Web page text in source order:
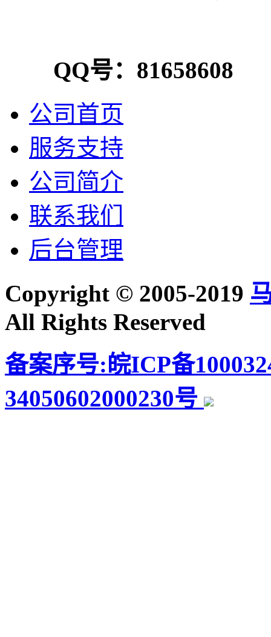
QQ号：81658608
公司首页
服务支持
公司简介
联系我们
后台管理
Copyright © 2005-2019
All Rights Reserved
备案序号:皖ICP备
34050602000230号